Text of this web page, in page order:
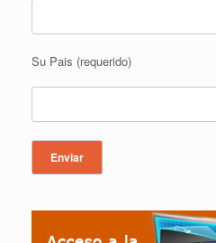
Su Pais (requerido)